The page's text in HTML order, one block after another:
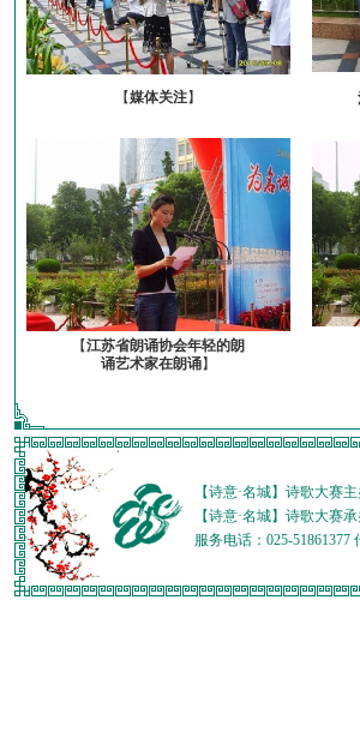
【媒体关注】
【江苏省朗诵协会年轻的朗
诵艺术家在朗诵】
【诗意·名城】诗歌大赛
【诗意·名城】诗歌大赛
服务电话：025-51861377